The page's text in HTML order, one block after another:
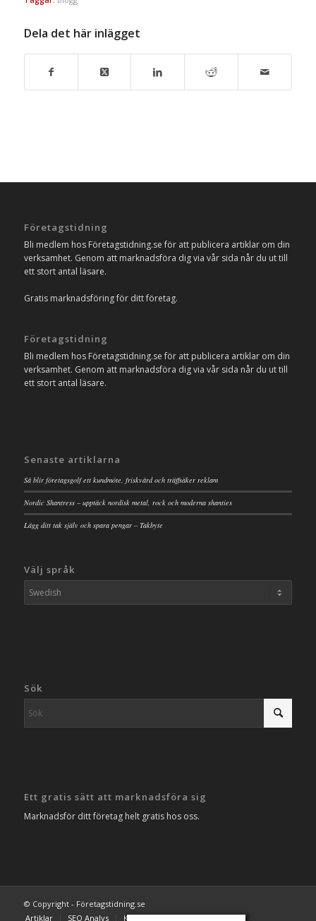
Dela det här inlägget
Företagstidning
Bli medlem hos Företagstidning.se för att publicera artiklar om din
verksamhet. Genom att marknadsföra dig via vår sida når du ut till
ett stort antal läsare.
Gratis marknadsföring för ditt företag.
Företagstidning
Bli medlem hos Företagstidning.se för att publicera artiklar om din
verksamhet. Genom att marknadsföra dig via vår sida når du ut till
ett stort antal läsare.
Senaste artiklarna
Så blir företagsgolf ett kundmöte, friskvård och träffsäker reklam
Nordic Shantress – upptäck nordisk metal, rock och moderna shanties
Lägg ditt tak själv och spara pengar – Takbyte
Välj språk
Sök
Ett gratis sätt att marknadsföra sig
Marknadsför ditt företag helt gratis hos oss.
© Copyright - Företagstidning.se
Artiklar
SEO Analys Kontakta oss